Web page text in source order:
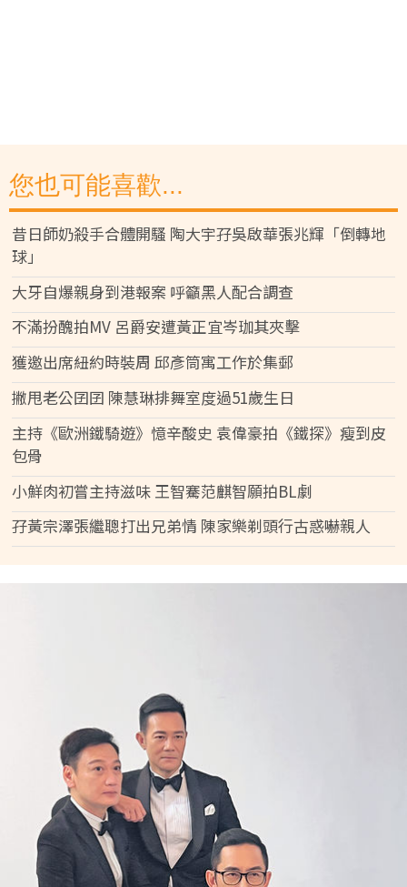
您也可能喜歡...
昔日師奶殺手合體開騷 陶大宇孖吳啟華張兆輝「倒轉地
球」
大牙自爆親身到港報案 呼籲黑人配合調查
不滿扮醜拍MV 呂爵安遭黃正宜岑珈其夾擊
獲邀出席紐約時裝周 邱彥筒寓工作於集郵
撇甩老公囝囝 陳慧琳排舞室度過51歲生日
主持《歐洲鐵騎遊》憶辛酸史 袁偉豪拍《鐵探》瘦到皮
包骨
小鮮肉初嘗主持滋味 王智騫范麒智願拍BL劇
孖黃宗澤張繼聰打出兄弟情 陳家樂剃頭行古惑嚇親人